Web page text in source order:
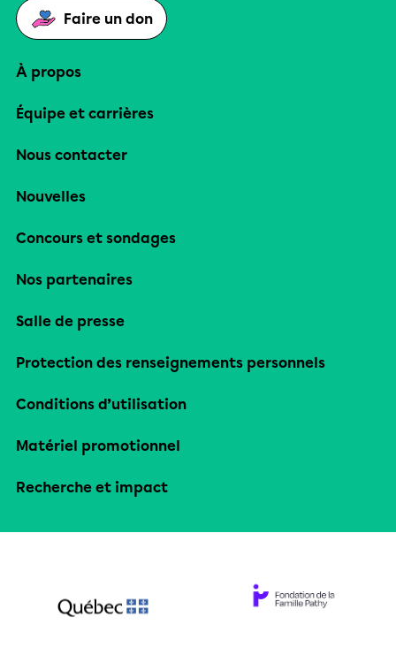
Faire un don
À propos
Équipe et carrières
Nous contacter
Nouvelles
Concours et sondages
Nos partenaires
Salle de presse
Protection des renseignements personnels
Conditions d’utilisation
Matériel promotionnel
Recherche et impact